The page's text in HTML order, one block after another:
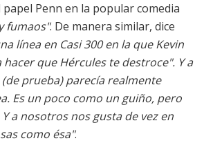
Penn en la popular comedia
fumaos". De manera similar, dice
línea en Casi 300 en la que Kevin
hacer que Hércules te destroce". Y a
prueba) parecía realmente
Es un poco como un guiño, pero
a nosotros nos gusta de vez en
como ésa".